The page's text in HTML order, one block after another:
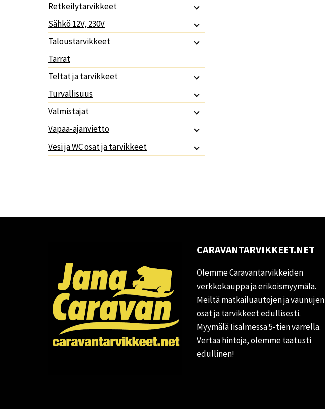
Retkeilytarvikkeet
Sähkö 12V, 230V
Taloustarvikkeet
Tarrat
Teltat ja tarvikkeet
Turvallisuus
Valmistajat
Vapaa-ajanvietto
Vesi ja WC osat ja tarvikkeet
CARAVANTARVIKKEET.NET
Olemme Caravantarvikkeiden
verkkokauppa ja erikoismyymälä.
Meiltä matkailuautojen ja vaunujen
osat ja tarvikkeet edullisesti.
Myymälä Iisalmessa 5-tien varrella.
Vertaa hintoja, olemme taatusti
edullinen!